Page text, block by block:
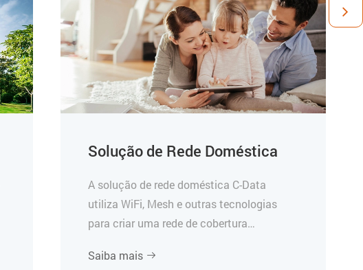
Solução de Rede Doméstica
A solução de rede doméstica C-Data
utiliza WiFi, Mesh e outras tecnologias
para criar uma rede de cobertura
360° para toda a sua casa.
Saiba mais 